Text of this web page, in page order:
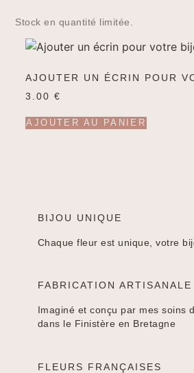
Stock en quantité limitée.
AJOUTER UN ÉCRIN POUR
3.00€
AJOUTER AU PANIER
BIJOU UNIQUE
Chaque fleur est unique, votre
FABRICATION ARTISANALE
Imaginé et conçu par mes soins
dans le Finistère en Bretagne
FLEURS FRANÇAISES